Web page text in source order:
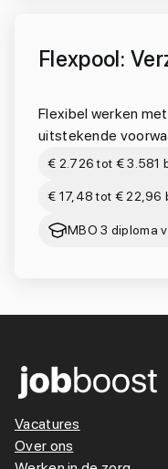
Flexpool:
Flexibel werken
uitstekende
€ 2.726 tot € 3.581
€ 17,48 tot € 22,96
MBO 3 diploma
Vacatures
Over ons